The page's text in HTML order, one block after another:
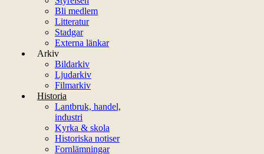
Bli medlem
Litteratur
Stadgar
Externa länkar
Arkiv
Bildarkiv
Ljudarkiv
Filmarkiv
Historia
Lantbruk, handel,
industri
Kyrka & skola
Historiska notiser
Fornlämningar